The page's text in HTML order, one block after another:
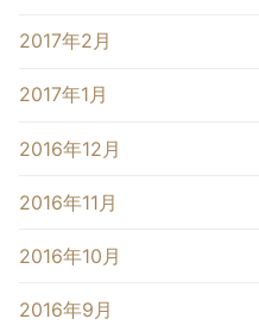
2017年2月
2017年1月
2016年12月
2016年11月
2016年10月
2016年9月